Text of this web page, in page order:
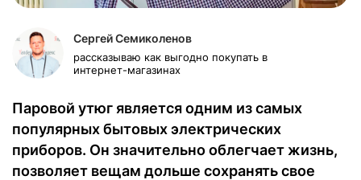
Сергей Семиколенов
рассказываю как выгодно покупать в
интернет-магазинах
Паровой утюг является одним из самых
популярных бытовых электрических
приборов. Он значительно облегчает жизнь,
позволяет вещам дольше сохранять свое